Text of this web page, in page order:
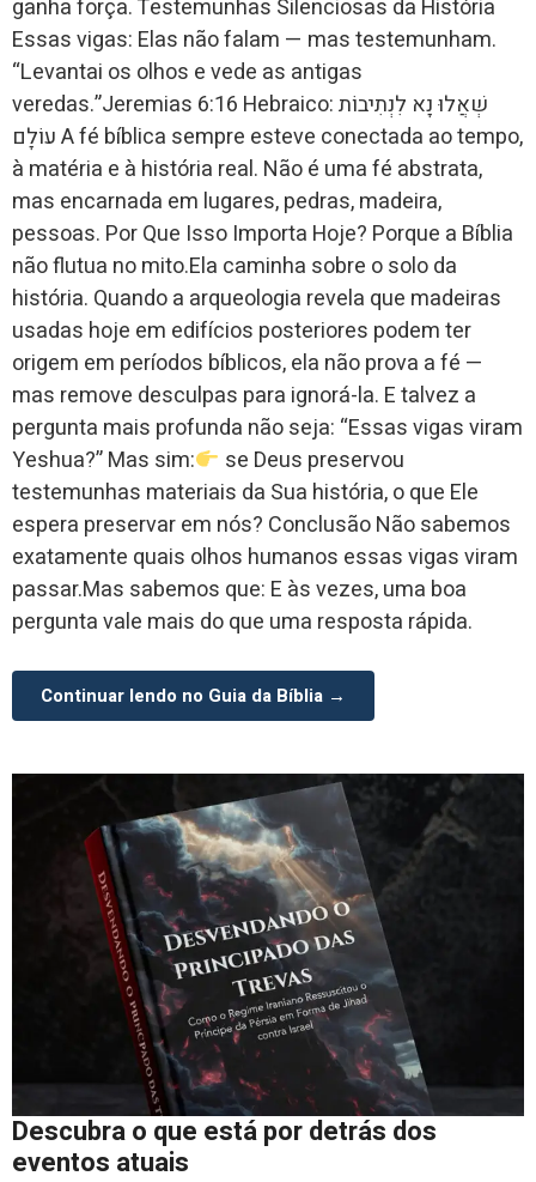
ganha força. Testemunhas Silenciosas da História
Essas vigas: Elas não falam — mas testemunham.
“Levantai os olhos e vede as antigas
veredas.”Jeremias 6:16 Hebraico: שְׁאֲלוּ נָא לִנְתִיבוֹת
עוֹלָם A fé bíblica sempre esteve conectada ao tempo,
à matéria e à história real. Não é uma fé abstrata,
mas encarnada em lugares, pedras, madeira,
pessoas. Por Que Isso Importa Hoje? Porque a Bíblia
não flutua no mito.Ela caminha sobre o solo da
história. Quando a arqueologia revela que madeiras
usadas hoje em edifícios posteriores podem ter
origem em períodos bíblicos, ela não prova a fé —
mas remove desculpas para ignorá-la. E talvez a
pergunta mais profunda não seja: “Essas vigas viram
Yeshua?” Mas sim:
se Deus preservou
testemunhas materiais da Sua história, o que Ele
espera preservar em nós? Conclusão Não sabemos
exatamente quais olhos humanos essas vigas viram
passar.Mas sabemos que: E às vezes, uma boa
pergunta vale mais do que uma resposta rápida.
Continuar lendo no Guia da Bíblia →
Descubra o que está por detrás dos
eventos atuais